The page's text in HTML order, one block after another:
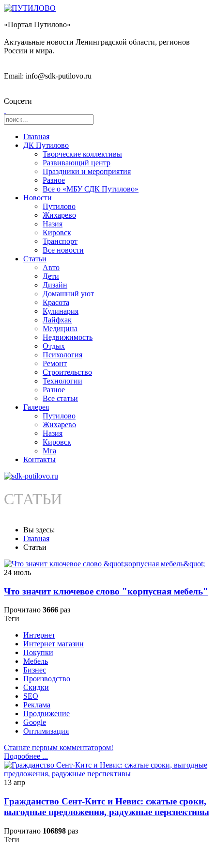
«Портал Путилово»
Актуальные новости Ленинградской области, регионов
России и мира.
Email: info@sdk-putilovo.ru
Соцсети
Главная
ДК Путилово
Творческие коллективы
Развивающий центр
Праздники и мероприятия
Разное
Все о «МБУ СДК Путилово»
Новости
Путилово
Жихарево
Назия
Кировск
Транспорт
Все новости
Статьи
Авто
Дети
Дизайн
Домашний уют
Красота
Кулинария
Лайфхак
Медицина
Недвижимость
Отдых
Психология
Ремонт
Строительство
Технологии
Разное
Все статьи
Галерея
Путилово
Жихарево
Назия
Кировск
Мга
Контакты
СТАТЬИ
Вы здесь:
Главная
Статьи
24 июль
Что значит ключевое слово "корпусная мебель"
Прочитано 3666 раз
Теги
Интернет
Интернет магазин
Покупки
Мебель
Бизнес
Производство
Скидки
SEO
Реклама
Продвижение
Google
Оптимизация
Станьте первым комментатором!
Подробнее ...
13 апр
Гражданство Сент-Китс и Невис: сжатые сроки,
выгодные предложения, радужные перспективы
Прочитано 106898 раз
Теги